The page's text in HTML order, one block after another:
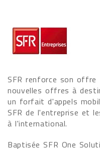
SFR renforce son offre
nouvelles offres à
un forfait d'appels
SFR de l'entreprise et
à l'international.
Baptisée SFR One